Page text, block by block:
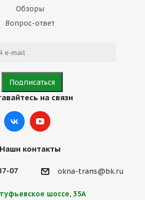
Обзоры
Вопрос-ответ
на связи
Наши контакты
07 okna-trans@bk.ru
шоссе, 35А